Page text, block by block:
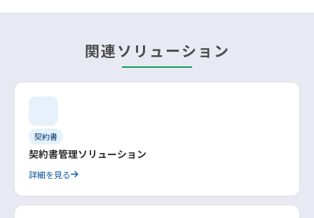
関連ソリューション
契約書
契約書管理ソリューション
詳細を見る